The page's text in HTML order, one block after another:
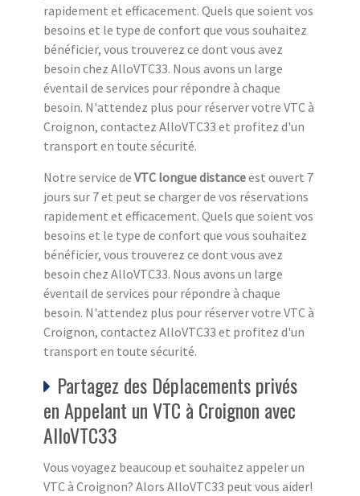
rapidement et efficacement. Quels que soient vos
besoins et le type de confort que vous souhaitez
bénéficier, vous trouverez ce dont vous avez
besoin chez AlloVTC33. Nous avons un large
éventail de services pour répondre à chaque
besoin. N'attendez plus pour réserver votre VTC à
Croignon, contactez AlloVTC33 et profitez d'un
transport en toute sécurité.
Notre service de VTC longue distanceest ouvert 7
jours sur 7 et peut se charger de vos réservations
rapidement et efficacement. Quels que soient vos
besoins et le type de confort que vous souhaitez
bénéficier, vous trouverez ce dont vous avez
besoin chez AlloVTC33. Nous avons un large
éventail de services pour répondre à chaque
besoin. N'attendez plus pour réserver votre VTC à
Croignon, contactez AlloVTC33 et profitez d'un
transport en toute sécurité.
Partagez des Déplacements privés
en Appelant un VTC à Croignon avec
AlloVTC33
Vous voyagez beaucoup et souhaitez appeler un
VTC à Croignon? Alors AlloVTC33 peut vous aider!